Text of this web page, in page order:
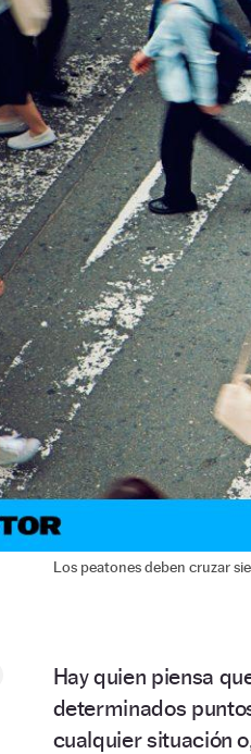
Los peatones deben cruzar
Hay quien piensa
determinados
cualquier situación